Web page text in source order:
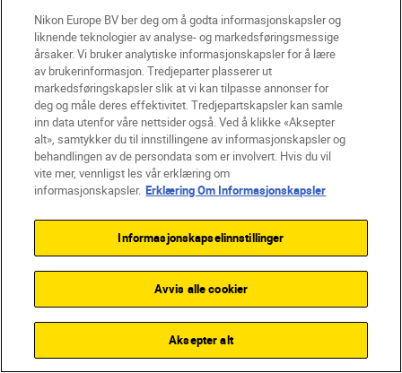
Produkter
Inspirasjon
Hjelp og støtte
Firma
Nikon Europe BV ber deg om å godta informasjonskapsler og
liknende teknologier av analyse- og markedsføringsmessige
årsaker. Vi bruker analytiske informasjonskapsler for å lære
av brukerinformasjon. Tredjeparter plasserer ut
markedsføringskapsler slik at vi kan tilpasse annonser for
deg og måle deres effektivitet. Tredjepartskapsler kan samle
inn data utenfor våre nettsider også. Ved å klikke «Aksepter
alt», samtykker du til innstillingene av informasjonskapsler og
behandlingen av de persondata som er involvert. Hvis du vil
vite mer, vennligst les vår erklæring om
informasjonskapsler. Erklæring Om Informasjonskapsler
Informasjonskapselinnstillinger
Avvis alle cookier
Aksepter alt